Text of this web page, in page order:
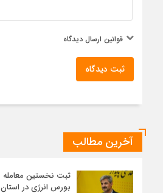
قوانین ارسال دیدگاه
ثبت دیدگاه
آخرین مطالب
ثبت نخستین معامله
بورس انرژی در